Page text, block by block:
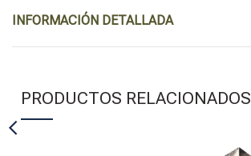
INFORMACIÓN DETALLADA
PRODUCTOS RELACIONADOS